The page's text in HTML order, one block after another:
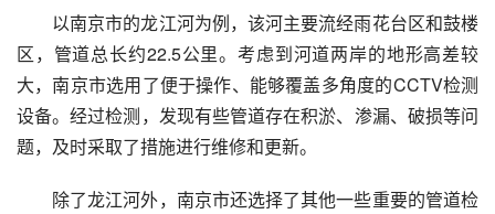
以南京市的龙江河为例，该河主要流经雨花台区和鼓楼
区，管道总长约22.5公里。考虑到河道两岸的地形高差较
大，南京市选用了便于操作、能够覆盖多角度的CCTV检测
设备。经过检测，发现有些管道存在积淤、渗漏、破损等问
题，及时采取了措施进行维修和更新。
除了龙江河外，南京市还选择了其他一些重要的管道检